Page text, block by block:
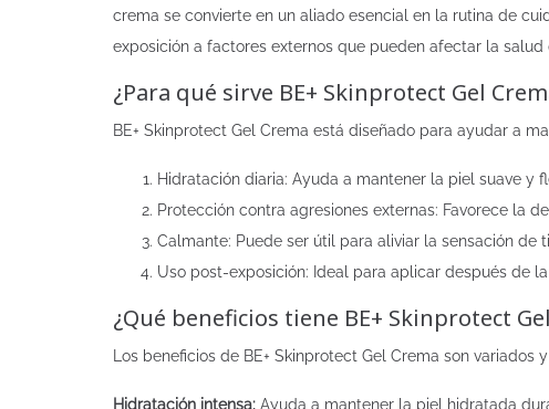
crema se convierte en un aliado esencial en la rutina de
exposición a factores externos que pueden afectar la salud
¿Para qué sirve BE+ Skinprotect Gel
BE+ Skinprotect Gel Crema está diseñado para ayudar a
Hidratación diaria: Ayuda a mantener la piel suave y
Protección contra agresiones externas: Favorece la
Calmante: Puede ser útil para aliviar la sensación de
Uso post-exposición: Ideal para aplicar después de
¿Qué beneficios tiene BE+ Skinprotect
Los beneficios de BE+ Skinprotect Gel Crema son
Hidratación intensa: Ayuda a mantener la piel hidratada